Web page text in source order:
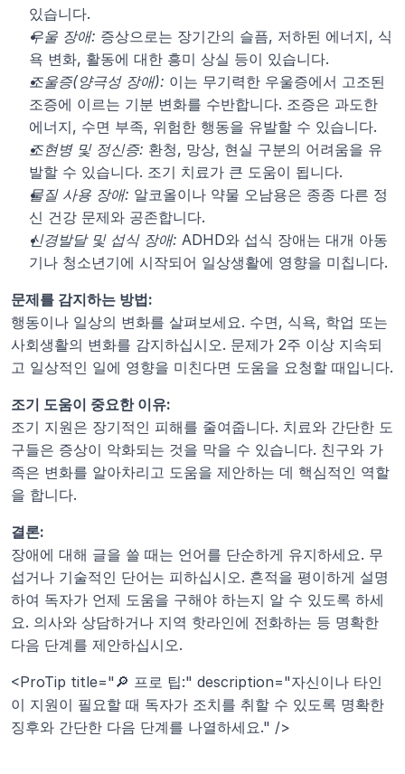
있습니다.
우울 장애: 증상으로는 장기간의 슬픔, 저하된 에너지, 식
욕 변화, 활동에 대한 흥미 상실 등이 있습니다.
조울증(양극성 장애): 이는 무기력한 우울증에서 고조된
조증에 이르는 기분 변화를 수반합니다. 조증은 과도한
에너지, 수면 부족, 위험한 행동을 유발할 수 있습니다.
조현병 및 정신증: 환청, 망상, 현실 구분의 어려움을 유
발할 수 있습니다. 조기 치료가 큰 도움이 됩니다.
물질 사용 장애: 알코올이나 약물 오남용은 종종 다른 정
신 건강 문제와 공존합니다.
신경발달 및 섭식 장애: ADHD와 섭식 장애는 대개 아동
기나 청소년기에 시작되어 일상생활에 영향을 미칩니다.
문제를 감지하는 방법:
행동이나 일상의 변화를 살펴보세요. 수면, 식욕, 학업 또는
사회생활의 변화를 감지하십시오. 문제가 2주 이상 지속되
고 일상적인 일에 영향을 미친다면 도움을 요청할 때입니다.
조기 도움이 중요한 이유:
조기 지원은 장기적인 피해를 줄여줍니다. 치료와 간단한 도
구들은 증상이 악화되는 것을 막을 수 있습니다. 친구와 가
족은 변화를 알아차리고 도움을 제안하는 데 핵심적인 역할
을 합니다.
결론:
장애에 대해 글을 쓸 때는 언어를 단순하게 유지하세요. 무
섭거나 기술적인 단어는 피하십시오. 흔적을 평이하게 설명
하여 독자가 언제 도움을 구해야 하는지 알 수 있도록 하세
요. 의사와 상담하거나 지역 핫라인에 전화하는 등 명확한
다음 단계를 제안하십시오.
<ProTip title="🔎 프로 팁:" description="자신이나 타인
이 지원이 필요할 때 독자가 조치를 취할 수 있도록 명확한
징후와 간단한 다음 단계를 나열하세요." />